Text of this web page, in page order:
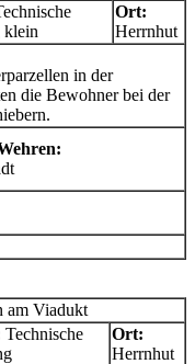
klein
Ort:
Herrnhut
in der
die Bewohner bei der
am Viadukt
Technische
Ort:
Herrnhut